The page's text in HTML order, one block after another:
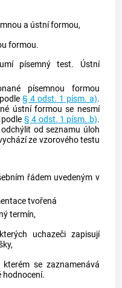
a ústní formou,
formou.
písemný test. Ústní
písemnou formou
§ 4 odst. 1 písm. a).
ústní formou se nesmí
§ 4 odst. 1 písm. b).
od seznamu úloh
ze vzorového testu
řádem uvedeným v
tvořená
termín,
uchazeči zapisují
se zaznamenává
hodnocení.